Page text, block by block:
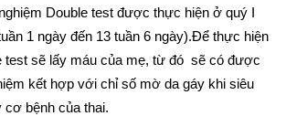
Double test được thực hiện ở quý I
1 ngày đến 13 tuần 6 ngày).Để thực hiện
test sẽ lấy máu của mẹ, từ đó sẽ có được
kết hợp với chỉ số mờ da gáy khi siêu
cơ bệnh của thai.